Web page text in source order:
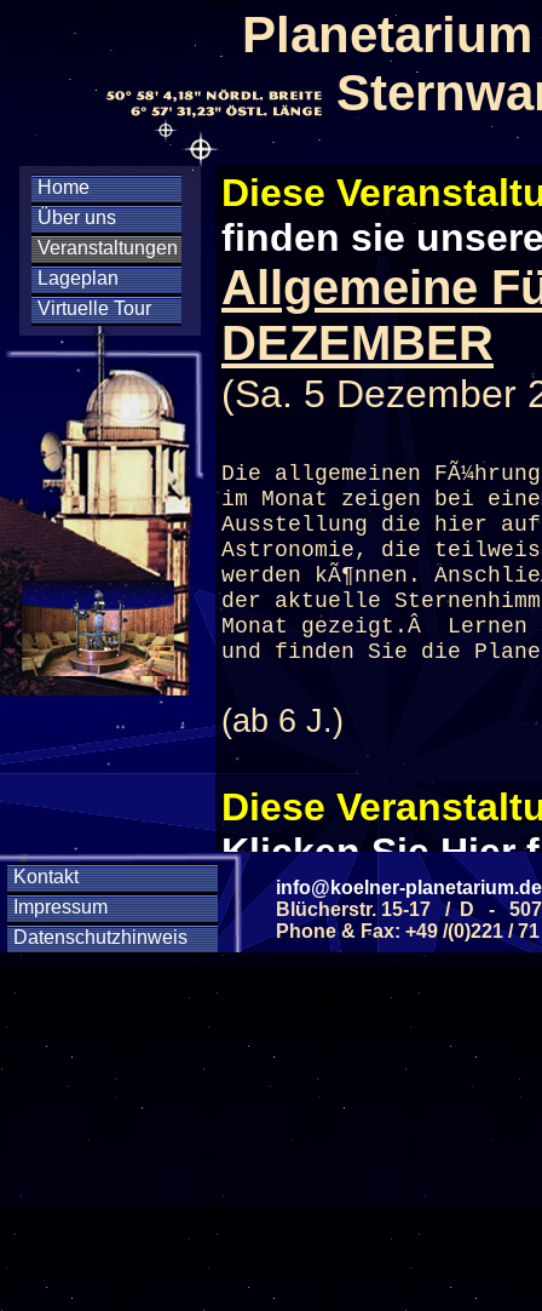
Home
Über uns
Veranstaltungen
Lageplan
Virtuelle Tour
Kontakt
Impressum
Datenschutzhinweis
Diese
finden sie
Allgemeine
DEZEMBER
(Sa. 5 Dezember
Die allgemeinen
im Monat zeigen bei
Ausstellung die hier
Astronomie, die
werden kÃ¶nnen.
der aktuelle
Monat gezeigt.Â
und finden Sie die
(ab 6 J.)
Diese
Klicken Sie Hier
Diese
SAMSTAG
info@koelner-planetarium.de
Blücherstr. 15-17 / D -
Phone & Fax: +49 /(0)221 /